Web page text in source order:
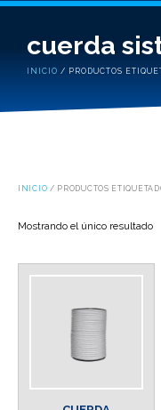
cuerda
INICIO / PRODUCTOS
INICIO / PRODUCTOS
Mostrando el único resultado